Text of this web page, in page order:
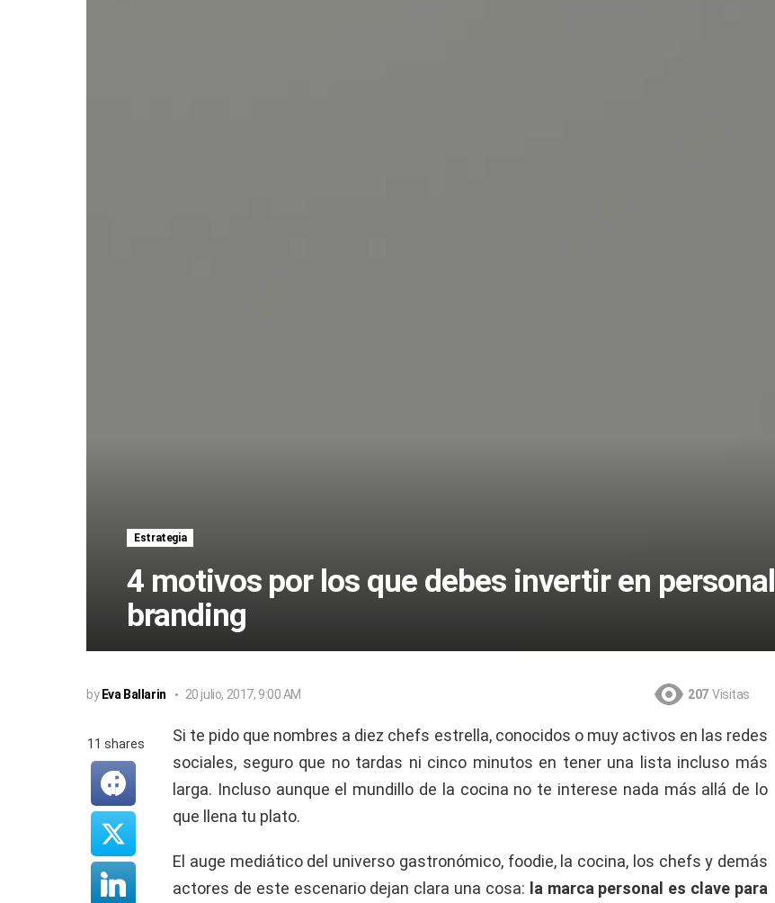
Estrategia
4 motivos por los que debes invertir en personal
branding
by Eva Ballarin 20 julio, 2017, 9:00 AM 207 Visitas
Si te pido que nombres a diez chefs estrella, conocidos o muy activos en las redes
sociales, seguro que no tardas ni cinco minutos en tener una lista incluso más
larga. Incluso aunque el mundillo de la cocina no te interese nada más allá de lo
que llena tu plato.
El auge mediático del universo gastronómico, foodie, la cocina, los chefs y demás
actores de este escenario dejan clara una cosa: la marca personal es clave para
11 shares